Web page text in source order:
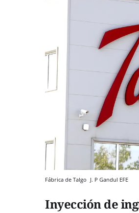
Fábrica de Talgo J. P Gandul EFE
Inyección de